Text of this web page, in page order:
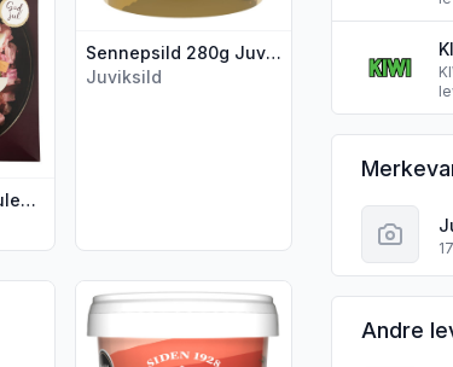
Kryddersildfilet Julekrydret 250g Juviksild
Sennepsild 280g Juviksild
Juviksild
produktet "Tandoorisild 400g Juviksild"
Vis flere detaljer for produktet "Tomatsild
Andre